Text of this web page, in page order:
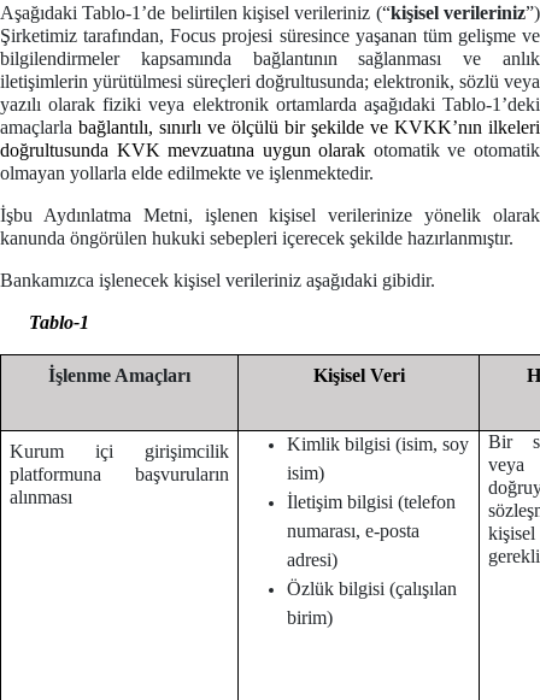
Aşağıdaki Tablo-1’de belirtilen kişisel verileriniz (“kişisel verileriniz”)
Şirketimiz tarafından, Focus projesi süresince yaşanan tüm gelişme ve
bilgilendirmeler kapsamında bağlantının sağlanması ve anlık
iletişimlerin yürütülmesi süreçleri doğrultusunda; elektronik, sözlü veya
yazılı olarak fiziki veya elektronik ortamlarda aşağıdaki Tablo-1’deki
amaçlarla bağlantılı, sınırlı ve ölçülü bir şekilde ve KVKK’nın ilkeleri
doğrultusunda KVK mevzuatına uygun olarak otomatik ve otomatik
olmayan yollarla elde edilmekte ve işlenmektedir.
İşbu Aydınlatma Metni, işlenen kişisel verilerinize yönelik olarak
kanunda öngörülen hukuki sebepleri içerecek şekilde hazırlanmıştır.
Bankamızca işlenecek kişisel verileriniz aşağıdaki gibidir.
Tablo-1
İşlenme Amaçları Kişisel Veri
Kurum içi girişimcilik
platformuna başvuruların
alınması
Kimlik bilgisi (isim, soy
isim)
İletişim bilgisi (telefon
numarası, e-posta
adresi)
Özlük bilgisi (çalışılan
birim)
Bir
veya